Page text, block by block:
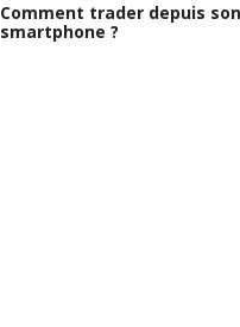
Comment trader depuis son
smartphone ?